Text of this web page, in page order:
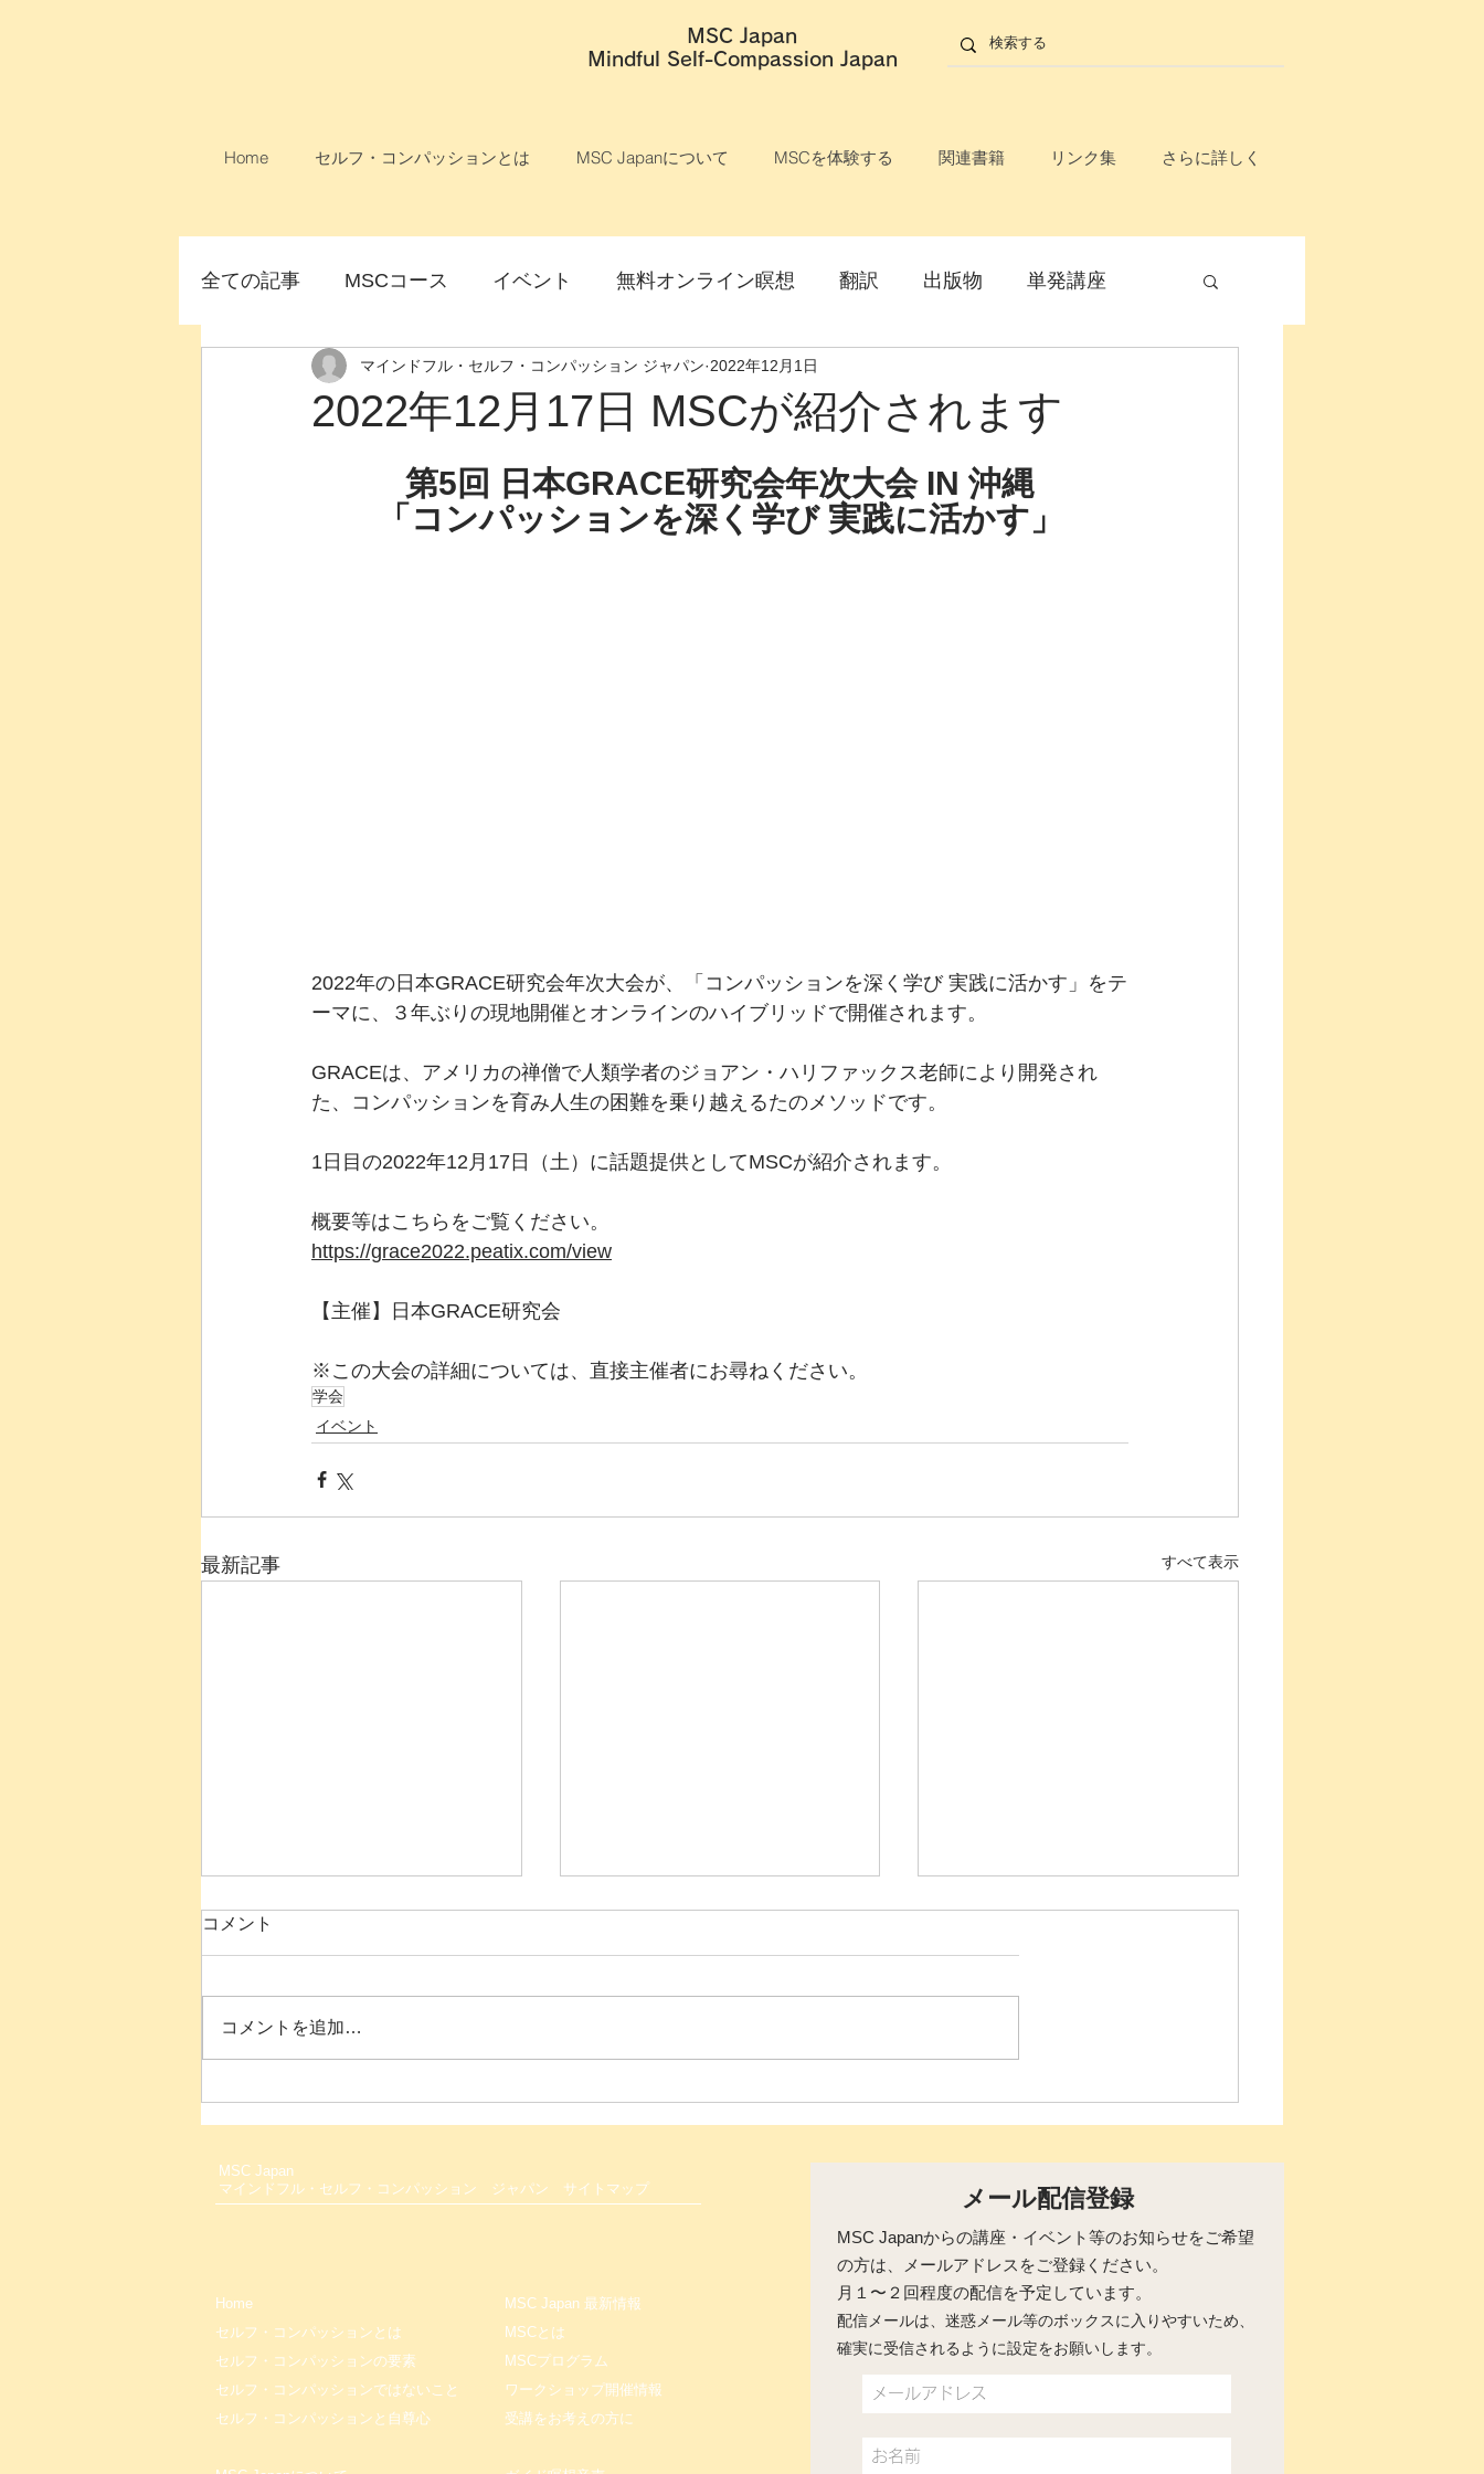
MSC Japan
​Mindful Self-Compassion Japan
Home セルフ・コンパッションとは MSC Japanについて MSCを体験する 関連書籍 リンク集 さらに詳しく
全ての記事 MSCコース イベント 無料オンライン瞑想 翻訳 出版物 単発講座
MSCコース無料説明会 マインドフル・セルフ・コンパッション
2022年12月17日 MSCが紹介されます
マインドフル・セルフ・コンパッション ジャパン 2022年12月1日
第5回 日本GRACE研究会年次大会 IN 沖縄
「コンパッションを深く学び 実践に活かす」
2022年の日本GRACE研究会年次大会が、「コンパッションを深く学び 実践に活かす」をテ
ーマに、３年ぶりの現地開催とオンラインのハイブリッドで開催されます。
GRACEは、アメリカの禅僧で人類学者のジョアン・ハリファックス老師により開発され
た、コンパッションを育み人生の困難を乗り越えるたのメソッドです。
1日目の2022年12月17日（土）に話題提供としてMSCが紹介されます。
概要等はこちらをご覧ください。
https://grace2022.peatix.com/view
【主催】日本GRACE研究会
※この大会の詳細については、直接主催者にお尋ねください。
学会
イベント
最新記事 すべて表示
にやさしく」は甘やかし？ 頑
会】「もっと頑張らなきゃ」
ルフ・コンパッション入門講
コメント
コメントを追加…
MSC Japan
マインドフル・セルフ・コンパッション ジャパン サイトマップ
Home
セルフ・コンパッションとは
セルフ・コンパッションの要素
セルフ・コンパッションではないこと
セルフ・コンパッションと自尊心
MSC Japan 最新情報
MSCとは
MSCプログラム
ワークショップ開催情報
受講をお考えの方に
MSC Japanからの講座・イベント等のお知らせをご希望
の方は、メールアドレスをご登録ください。
​月１〜２回程度の配信を予定しています。
配信メールは、迷惑メール等のボックスに入りやすいため、
確実に受信されるように設定をお願いします。
メール配信登録